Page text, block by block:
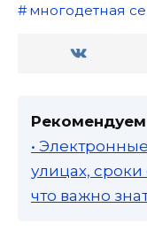
многодетная
Рекомендуем
•
улицах,
что важно